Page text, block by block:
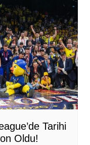
Tarihi
Oldu!